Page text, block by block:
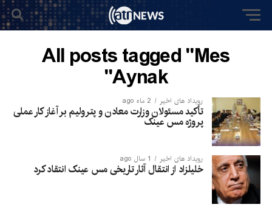
All posts tagged "Mes
Aynak"
رویداد های اخیر 2 ماه ago
تأکید مسئولان وزارت معادن و پترولیم بر آغاز کار عملی
پروژه مس عینک
رویداد های اخیر 1 سال ago
خلیلزاد از انتقال آثار تاریخی مس عینک انتقاد کرد